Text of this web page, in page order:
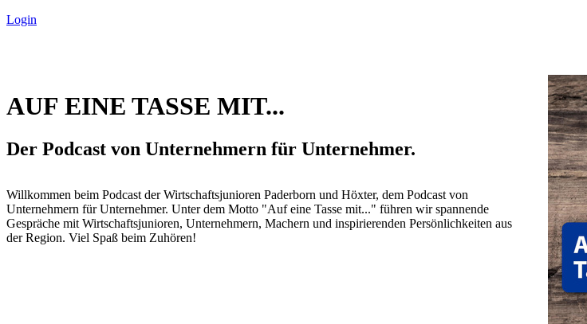
Login
AUF EINE TASSE MIT...
Der Podcast von Unternehmern für Unternehmer.
Willkommen beim Podcast der Wirtschaftsjunioren Paderborn und Höxter, dem Podcast von
Unternehmern für Unternehmer. Unter dem Motto "Auf eine Tasse mit..." führen wir spannende
Gespräche mit Wirtschaftsjunioren, Unternehmern, Machern und inspirierenden Persönlichkeiten aus
der Region. Viel Spaß beim Zuhören!